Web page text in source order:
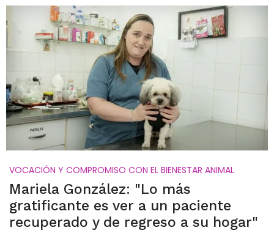
VOCACIÓN Y COMPROMISO CON EL BIENESTAR ANIMAL
Mariela González: "Lo más
gratificante es ver a un paciente
recuperado y de regreso a su hogar"